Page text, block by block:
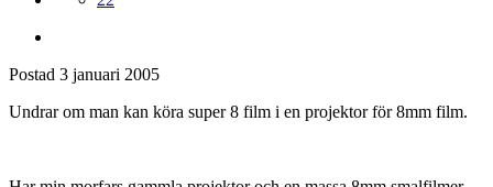
Postad 3 januari 2005
Undrar om man kan köra super 8 film i en projektor för 8mm film.